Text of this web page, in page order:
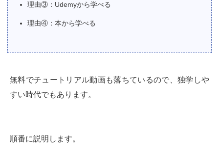
理由③：Udemyから学べる
理由④：本から学べる
無料でチュートリアル動画も落ちているので、独学しや
すい時代でもあります。
順番に説明します。